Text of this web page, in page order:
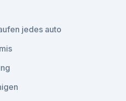
jedes auto